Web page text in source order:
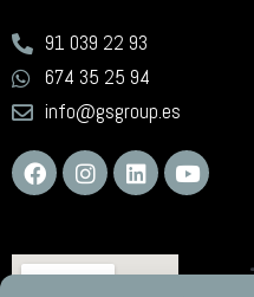
91 039 22 93
674 35 25 94
info@gsgroup.es